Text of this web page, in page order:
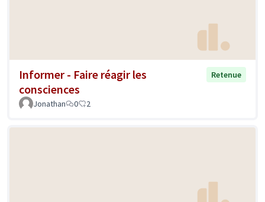
Informer - Faire réagir les
consciences
Retenue
Jonathan 0 2